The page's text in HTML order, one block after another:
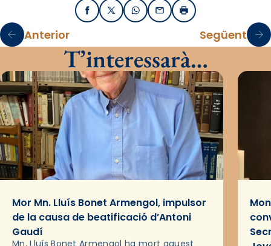
FacebookX / TwitterWhatsApp
EmailImprimir
Anterior Següent
T’interessarà…
Mor Mn. Lluís Bonet Armengol, impulsor
de la causa de beatificació d’Antoni
Gaudí